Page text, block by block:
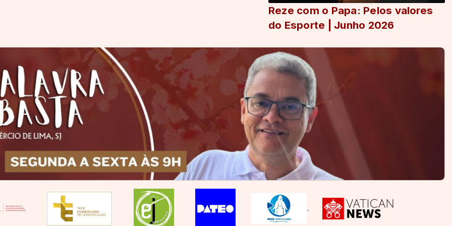
Reze com o Papa: Pelos valores
do Esporte | Junho 2026
.